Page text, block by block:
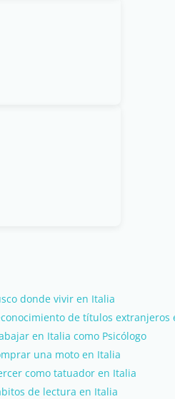
donde vivir en Italia
de títulos extranjeros
en Italia como Psicólogo
una moto en Italia
como tatuador en Italia
de lectura en Italia